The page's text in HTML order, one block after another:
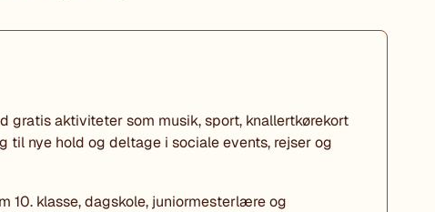
gratis aktiviteter som musik, sport, knallertkørekort
til nye hold og deltage i sociale events, rejser og
10. klasse, dagskole, juniormesterlære og